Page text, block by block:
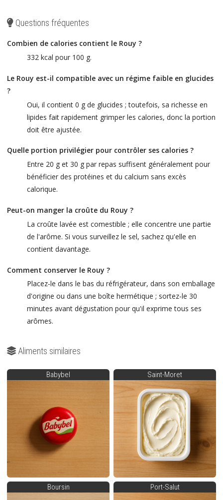
Questions fréquentes
Combien de calories contient le Rouy ?
332 kcal pour 100 g.
Le Rouy est-il compatible avec un régime faible en glucides
?
Oui, il contient 0 g de glucides ; toutefois, sa richesse en
lipides fait rapidement grimper les calories, donc la portion
doit être ajustée.
Quelle portion privilégier pour contrôler ses calories ?
Entre 20 g et 30 g par repas suffisent généralement pour
bénéficier des protéines et du calcium sans excès
calorique.
Peut-on manger la croûte du Rouy ?
La croûte lavée est comestible ; elle concentre une partie
de l'arôme. Si vous surveillez le sel, sachez qu'elle en
contient davantage.
Comment conserver le Rouy ?
Placez-le dans le bas du réfrigérateur, dans son emballage
d'origine ou dans une boîte hermétique ; sortez-le 30
minutes avant dégustation pour qu'il exprime tous ses
arômes.
Aliments similaires
Babybel Saint-Moret
Boursin Port-Salut